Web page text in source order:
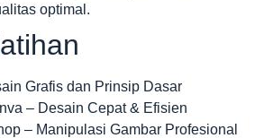
optimal.
Grafis dan Prinsip Dasar
– Desain Cepat & Efisien
– Manipulasi Gambar Profesional